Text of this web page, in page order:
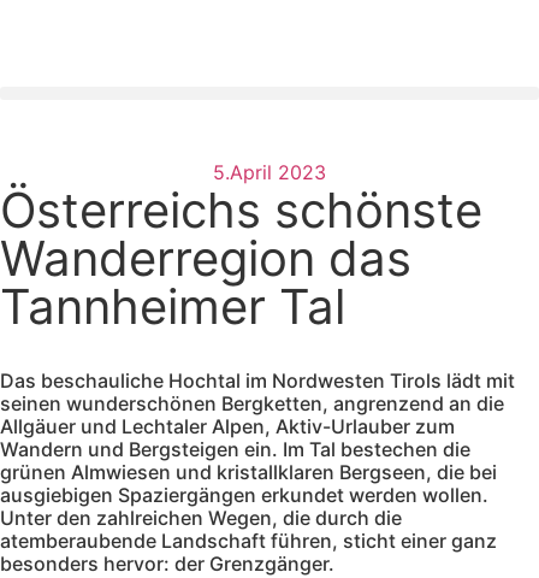
5.April 2023
Österreichs schönste
Wanderregion das
Tannheimer Tal
Das beschauliche Hochtal im Nordwesten Tirols lädt mit
seinen wunderschönen Bergketten, angrenzend an die
Allgäuer und Lechtaler Alpen, Aktiv-Urlauber zum
Wandern und Bergsteigen ein. Im Tal bestechen die
grünen Almwiesen und kristallklaren Bergseen, die bei
ausgiebigen Spaziergängen erkundet werden wollen.
Unter den zahlreichen Wegen, die durch die
atemberaubende Landschaft führen, sticht einer ganz
besonders hervor: der Grenzgänger.